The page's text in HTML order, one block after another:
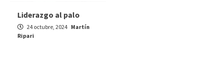
Liderazgo al palo
24 octubre, 2024 Martín
Ripari